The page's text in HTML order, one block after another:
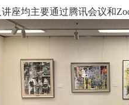
座均主要通过腾讯会议和